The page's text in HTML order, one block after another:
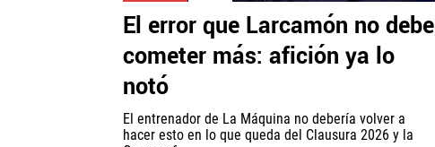
El error que Larcamón no debe
cometer más: afición ya lo
notó
El entrenador de La Máquina no debería volver a
hacer esto en lo que queda del Clausura 2026 y la